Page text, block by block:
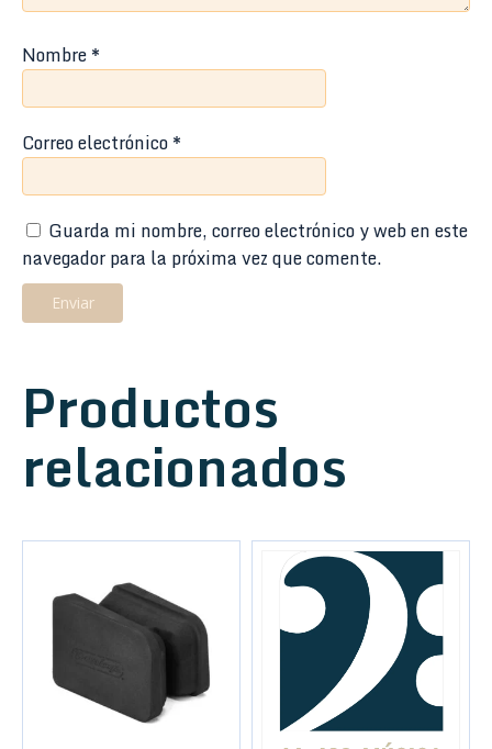
Nombre*
Correo electrónico*
Guarda mi nombre, correo electrónico y web en este
navegador para la próxima vez que comente.
Productos
relacionados